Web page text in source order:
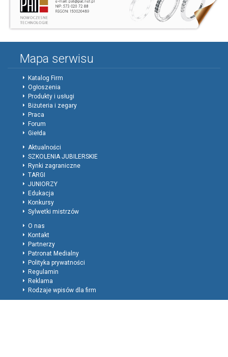
Mapa serwisu
Katalog Firm
Ogłoszenia
Produkty i usługi
Biżuteria i zegary
Praca
Forum
Giełda
Aktualności
SZKOLENIA JUBILERSKIE
Rynki zagraniczne
TARGI
JUNIORZY
Edukacja
Konkursy
Sylwetki mistrzów
O nas
Kontakt
Partnerzy
Patronat Medialny
Polityka prywatności
Regulamin
Reklama
Rodzaje wpisów dla firm